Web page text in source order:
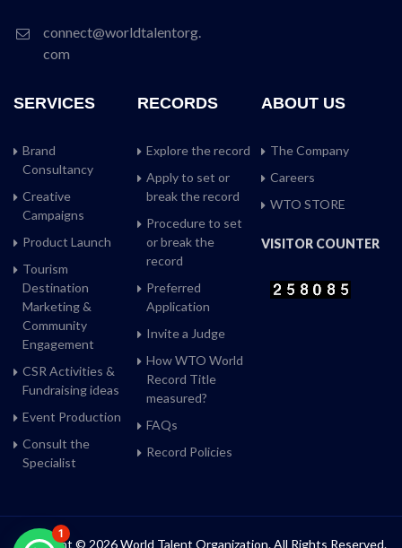
connect@worldtalentorg.
com
SERVICES
Brand
Consultancy
Creative
Campaigns
Product Launch
Tourism
Destination
Marketing &
Community
Engagement
CSR Activities &
Fundraising ideas
Event Production
Consult the
Specialist
RECORDS
Explore the record
Apply to set or
break the record
Procedure to set
or break the
record
Preferred
Application
Invite a Judge
How WTO World
Record Title
measured?
FAQs
Record Policies
ABOUT US
The Company
Careers
WTO STORE
VISITOR COUNTER
Copyright © 2026 World Talent Organization. All Rights Reserved.
1